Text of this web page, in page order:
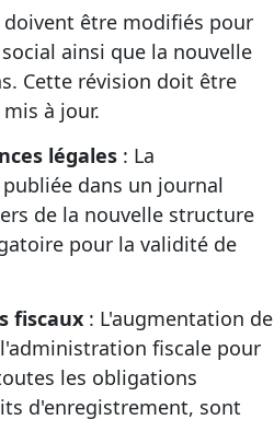
doivent être modifiés pour
ainsi que la nouvelle
Cette révision doit être
à jour.
légales : La
dans un journal
de la nouvelle structure
pour la validité de
fiscaux : L'augmentation de
fiscale pour
les obligations
d'enregistrement, sont